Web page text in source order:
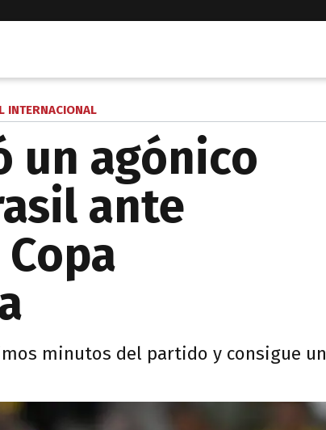
INTERNACIONAL
un agónico
ante
minutos del partido y consigue un